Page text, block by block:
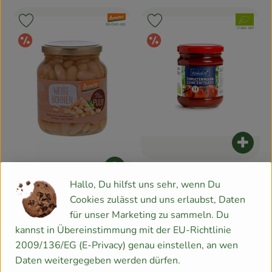
, Preis:
2,19 €/ Stück
Weiße Bohnen im Glas
350g
, Herkunft:
Holland , Referenzpreis:
9,12 € / kg
, Verband:
, Kontrollstelle:
DE-ÖKO-001
Angebot
Produkt zu Favouriten hinzufügen
, Preis:
b* Tomatenmark 200g
(22%)
, Herkunft:
Italien, Referenzpreis:
9,95 €/ 1kg
, Verband:
, Kontrollstelle:
IT-BIO-007
Angebot
Produkt zu Favouriten hinzufügen
, Verband:
Hallo, Du hilfst uns sehr, wenn Du
Cookies zulässt und uns erlaubst, Daten
für unser Marketing zu sammeln. Du
kannst in Übereinstimmung mit der EU-Richtlinie
2009/136/EG (E-Privacy) genau einstellen, an wen
Daten weitergegeben werden dürfen.